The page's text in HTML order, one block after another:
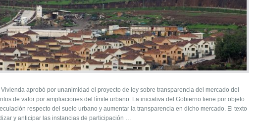
aprobó por unanimidad el proyecto de ley sobre transparencia del mercado del
de valor por ampliaciones del límite urbano. La iniciativa del Gobierno tiene por objeto
respecto del suelo urbano y aumentar la transparencia en dicho mercado. El texto
y anticipar las instancias de participación …